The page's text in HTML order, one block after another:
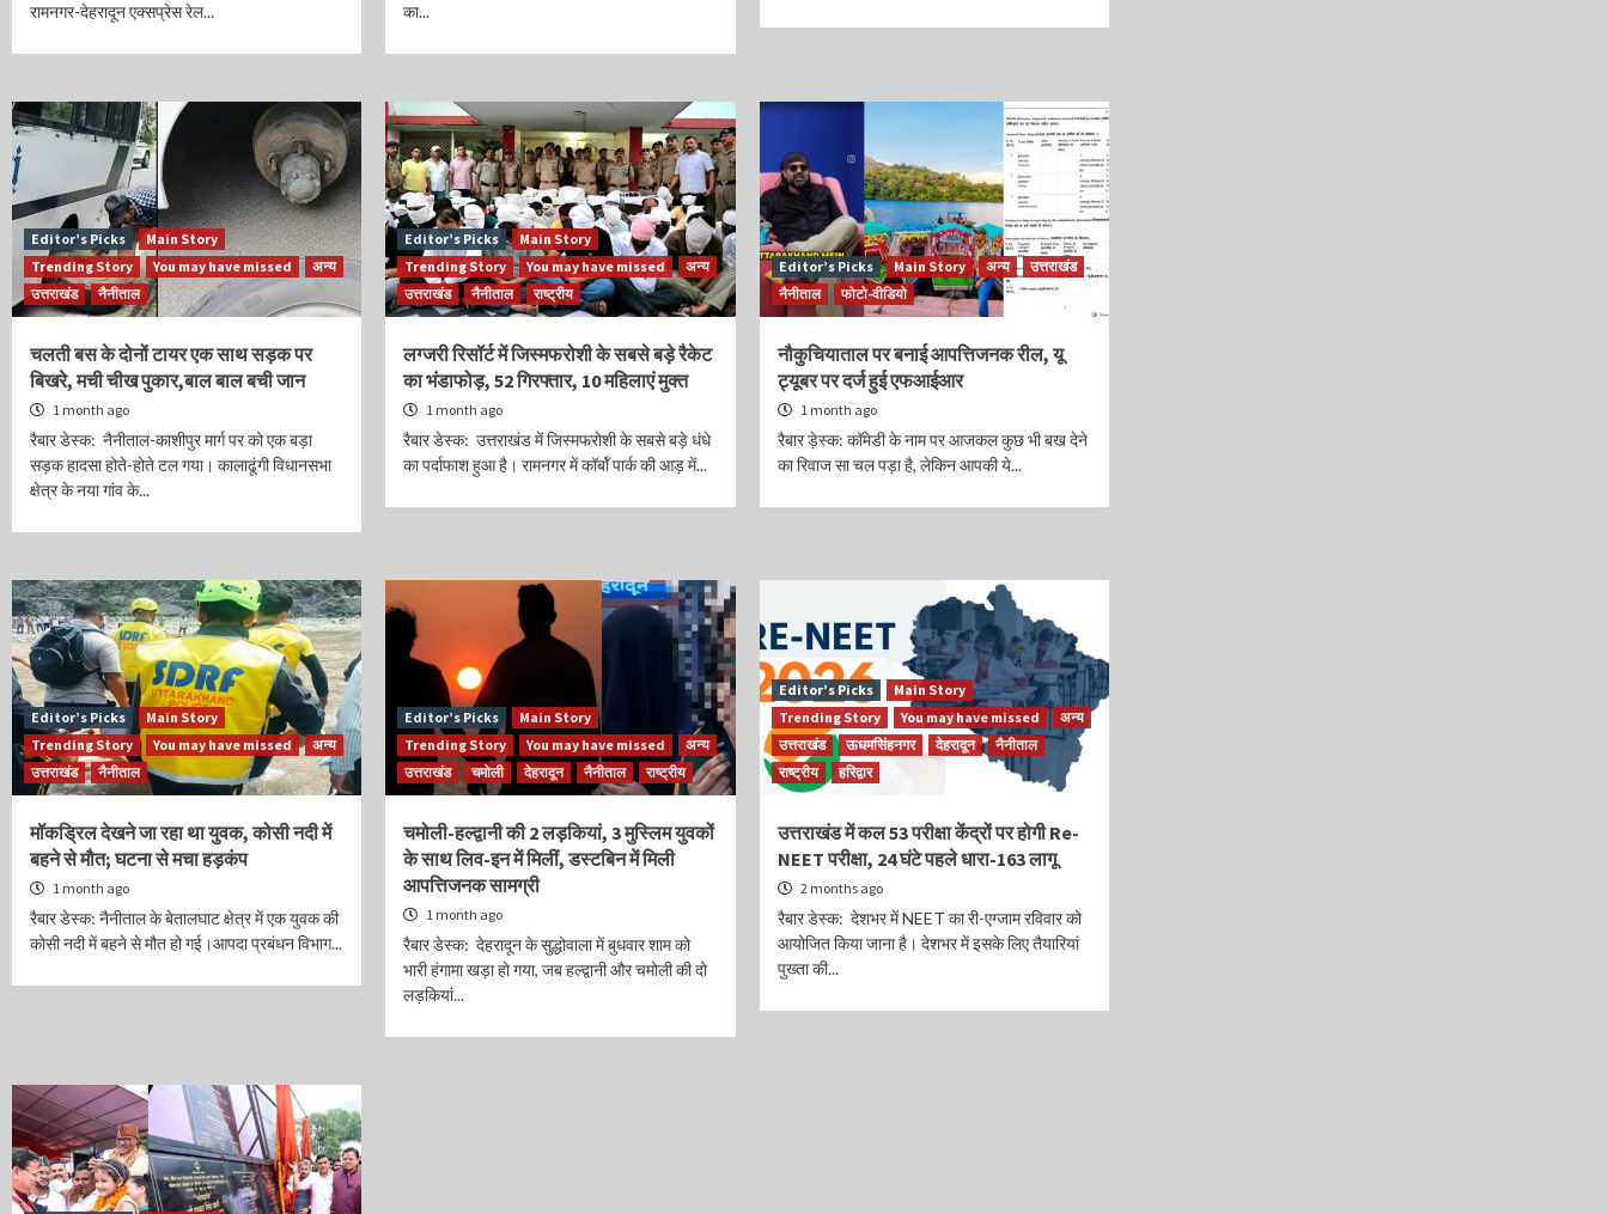
रामनगर-देहरादून एक्सप्रेस रेल...
का...
Editor’s Picks
Main Story
Trending Story
You may have missed
अन्य
उत्तराखंड
नैनीताल
चलती बस के दोनों टायर एक साथ सड़क पर
बिखरे, मची चीख पुकार,बाल बाल बची जान
1 month ago
रैबार डेस्क: नैनीताल-काशीपुर मार्ग पर को एक बड़ा
सड़क हादसा होते-होते टल गया। कालाढूंगी विधानसभा
क्षेत्र के नया गांव के...
Editor’s Picks
Main Story
Trending Story
You may have missed
अन्य
उत्तराखंड
नैनीताल राष्ट्रीय
लग्जरी रिसॉर्ट में जिस्मफरोशी के सबसे बड़े रैकेट
का भंडाफोड़, 52 गिरफ्तार, 10 महिलाएं मुक्त
1 month ago
रैबार डेस्क: उत्तराखंड में जिस्मफरोशी के सबसे बड़े धंधे
का पर्दाफाश हुआ है। रामनगर में कॉर्बॉ पार्क की आड़ में...
Editor’s Picks Main Story अन्य
उत्तराखंड
नैनीताल
फोटो-वीडियो
नौकुचियाताल पर बनाई आपत्तिजनक रील, यू
ट्यूबर पर दर्ज हुई एफआईआर
1 month ago
रैबार ड़ेस्क: कॉमेडी के नाम पर आजकल कुछ भी बख देने
का रिवाज सा चल पड़ा है, लेकिन आपकी ये...
Editor’s Picks
Main Story
Trending Story
You may have missed
अन्य
उत्तराखंड
नैनीताल
मॉकड्रिल देखने जा रहा था युवक, कोसी नदी में
बहने से मौत; घटना से मचा हड़कंप
1 month ago
रैबार डेस्क: नैनीताल के बेतालघाट क्षेत्र में एक युवक की
कोसी नदी में बहने से मौत हो गई।आपदा प्रबंधन विभाग...
Editor’s Picks
Main Story
Trending Story
You may have missed
अन्य
उत्तराखंड
चमोली देहरादून नैनीताल राष्ट्रीय
चमोली-हल्द्वानी की 2 लड़कियां, 3 मुस्लिम युवकों
के साथ लिव-इन में मिलीं, डस्टबिन में मिली
आपत्तिजनक सामग्री
1 month ago
रैबार डेस्क: देहरादून के सुद्धोवाला में बुधवार शाम को
भारी हंगामा खड़ा हो गया, जब हल्द्वानी और चमोली की दो
लड़कियां...
Editor’s Picks
Main Story
Trending Story
You may have missed
अन्य
उत्तराखंड
ऊधमसिंहनगर देहरादून
नैनीताल
राष्ट्रीय
हरिद्वार
उत्तराखंड में कल 53 परीक्षा केंद्रों पर होगी Re-
NEET परीक्षा, 24 घंटे पहले धारा-163 लागू
2 months ago
रैबार डेस्क: देशभर में NEET का री-एग्जाम रविवार को
आयोजित किया जाना है। देशभर में इसके लिए तैयारियां
पुख्ता की...